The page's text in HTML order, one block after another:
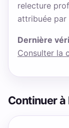
relecture
attribuée
Dernière
Consulter la
Continuer à